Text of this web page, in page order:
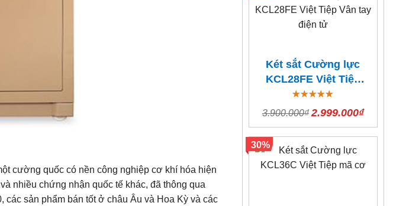
cường quốc có nền công nghiệp cơ khí hóa hiện
nhiều chứng nhận quốc tế khác, đã thông qua
sản phẩm bán tốt ở châu Âu và Hoa Kỳ và các
Két sắt Cường lực
KCL28FE Việt Tiệp
Vân tay điện tử
3.900.000₫ 2.999.000₫
30%